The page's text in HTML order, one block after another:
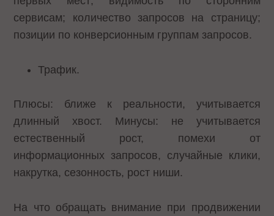
сервисам; количество запросов на страницу;
позиции по конверсионным группам запросов.
Трафик.
Плюсы: ближе к реальности, учитывается
длинный хвост. Минусы: не учитывается
естественный рост, помехи от
информационных запросов, случайные клики,
накрутка, сезонность, рост ниши.
На что обращать внимание при продвижении